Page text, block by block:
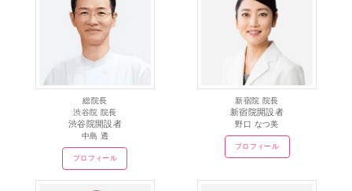
総院長
渋谷院 院長
渋谷院開設者
中島 透
プロフィール
新宿院 院長
新宿院開設者
野口 なつ美
プロフィール